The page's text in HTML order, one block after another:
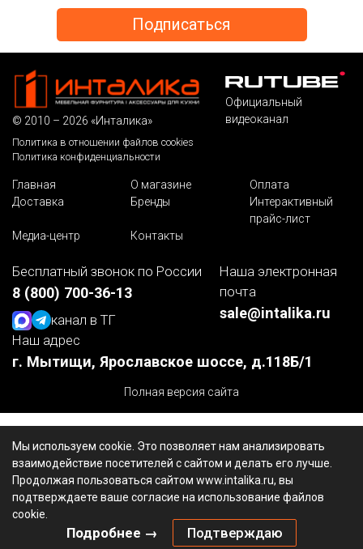
Мы используем cookie. Это позволяет нам анализировать
взаимодействие посетителей с сайтом и делать его лучше.
Продолжая пользоваться сайтом www.intalika.ru, вы
подтверждаете ваше согласие на использование файлов
cookie.
Подробнее → Подтверждаю
© 2010 – 2026 «Инталика»
Политика в отношении файлов cookies
Политика конфиденциальности
Официальный
видеоканал
Главная О магазине
Оплата
Доставка
Бренды
Интерактивный
прайс-лист
Медиа-центр
Контакты
Бесплатный звонок по России
8 (800) 700-36-13
канал в ТГ
Наша электронная
почта
sale@intalika.ru
Наш адрес
г. Мытищи, Ярославское шоссе, д.118Б/1
Полная версия сайта